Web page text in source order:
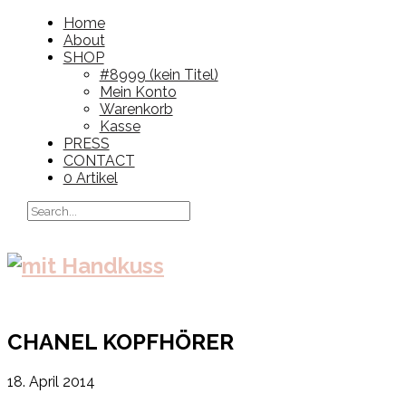
Home
About
SHOP
#8999 (kein Titel)
Mein Konto
Warenkorb
Kasse
PRESS
CONTACT
0 Artikel
CHANEL KOPFHÖRER
18. April 2014